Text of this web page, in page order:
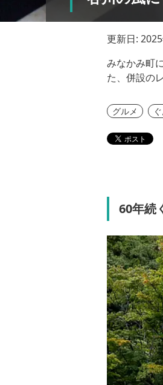
更新日:
みなかみ町
た、併設の
グルメ
60年続